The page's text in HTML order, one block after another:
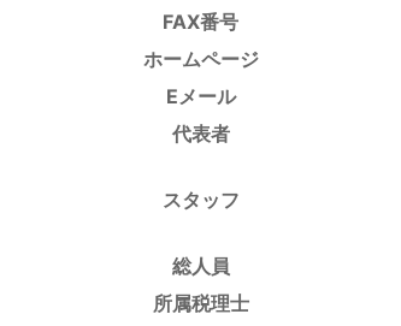
FAX番号
ホームページ
Eメール
代表者
スタッフ
総人員
所属税理士